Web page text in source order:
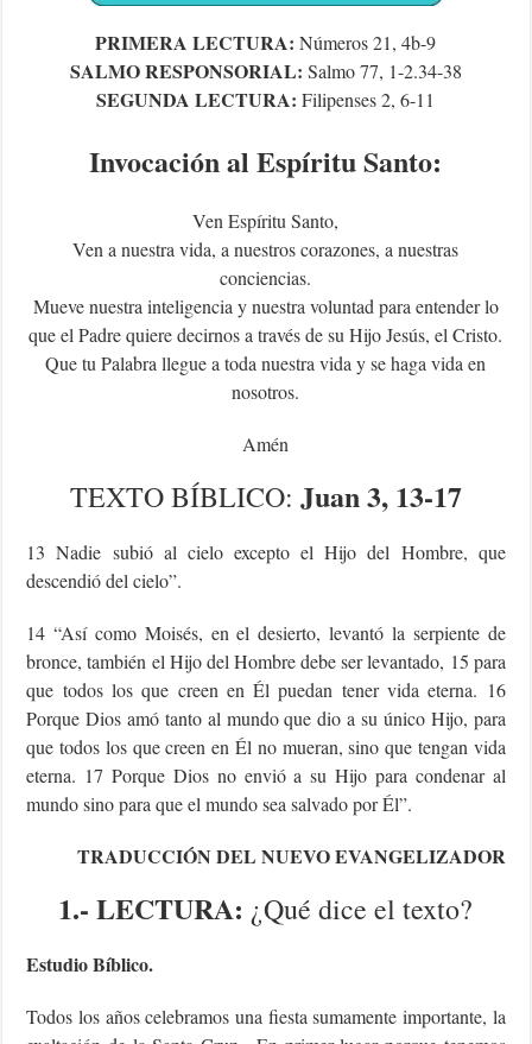
PRIMERA LECTURA:Números 21, 4b-9
SALMO RESPONSORIAL: Salmo 77, 1-2.34-38
SEGUNDA LECTURA: Filipenses 2, 6-11
Invocación al Espíritu Santo:
Ven Espíritu Santo,
Ven a nuestra vida, a nuestros corazones, a nuestras
conciencias.
Mueve nuestra inteligencia y nuestra voluntad para entender lo
que el Padre quiere decirnos a través de su Hijo Jesús, el Cristo.
Que tu Palabra llegue a toda nuestra vida y se haga vida en
nosotros.
Amén
TEXTOBÍBLICO: Juan 3, 13-17
13 Nadie subió al cielo excepto el Hijo del Hombre, que
descendió del cielo”.
14 “Así como Moisés, en el desierto, levantó la serpiente de
bronce, también el Hijo del Hombre debe ser levantado, 15 para
que todos los que creen en Él puedan tener vida eterna. 16
Porque Dios amó tanto al mundo que dio a su único Hijo, para
que todos los que creen en Él no mueran, sino que tengan vida
eterna. 17 Porque Dios no envió a su Hijo para condenar al
mundo sino para que el mundo sea salvado por Él”.
TRADUCCIÓN DEL NUEVO EVANGELIZADOR
1.- LECTURA: ¿Qué dice el texto?
Estudio Bíblico.
Todos los años celebramos una fiesta sumamente importante, la